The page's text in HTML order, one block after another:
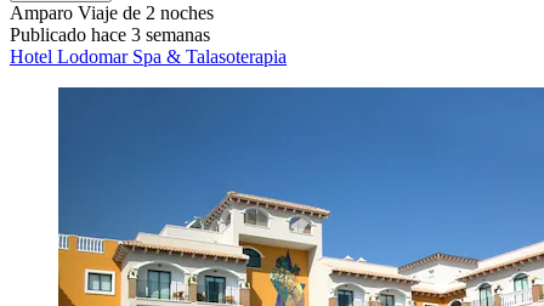
Amparo Viaje de 2 noches
Publicado hace 3 semanas
Hotel Lodomar Spa & Talasoterapia